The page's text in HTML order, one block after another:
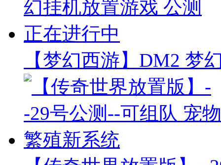
【梦幻西游】DM2 梦